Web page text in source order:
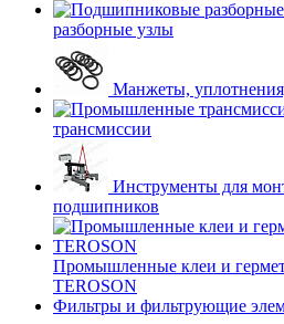
разборные узлы
Манжеты,
трансмиссии
Инструменты для
подшипников
Промышленные клеи и
TEROSON
Фильтры и фильтрующие